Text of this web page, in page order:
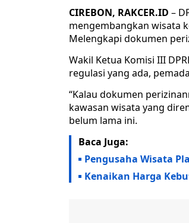
CIREBON, RAKCER.ID –
mengembangkan wisata
Melengkapi dokumen
Wakil Ketua Komisi III
regulasi yang ada,
“Kalau dokumen
kawasan wisata yang
belum lama ini.
Baca Juga:
Pengusaha Wisata
Kenaikan Harga